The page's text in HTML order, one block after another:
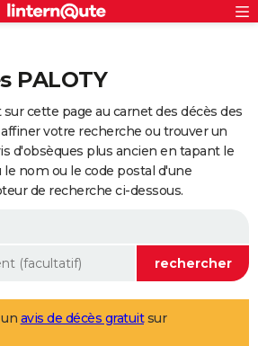
PALOTY
cette page au carnet des décès des
affiner votre recherche ou trouver un
d'obsèques plus ancien en tapant le
nom ou le code postal d'une
de recherche ci-dessous.
avis de décès gratuitsur